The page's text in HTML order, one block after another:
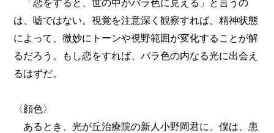
「恋をすると、世の中がバラ色に見える」と言うの
は、嘘ではない。視覚を注意深く観察すれば、精神状態
によって、微妙にトーンや視野範囲が変化することが解
るだろう。もし恋をすれば、バラ色の内なる光に出会え
るはずだ。
〈顔色〉
あるとき、光が丘治療院の新人小野岡君に、僕は、患